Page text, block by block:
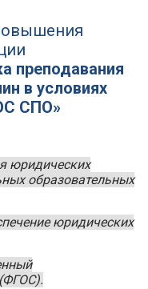
преподавания
в условиях
СПО»
юридических
образовательных
юридических